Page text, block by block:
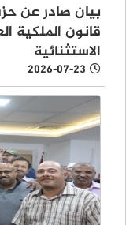
بيان صادر عن
قانون الملكية
الاستثنائية
2026-07-23